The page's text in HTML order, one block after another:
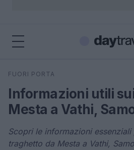
Cerca
FUORI PORTA
Informazioni utili
Mesta a Vathi,
Scopri le informazioni
traghetto da Mesta a Vathi,